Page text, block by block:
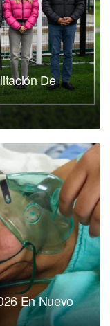
De
En Nuevo